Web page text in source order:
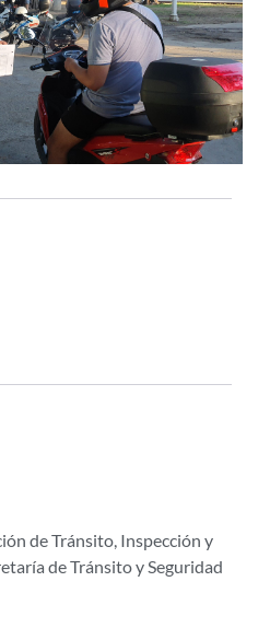
de Tránsito, Inspección y
de Tránsito y Seguridad